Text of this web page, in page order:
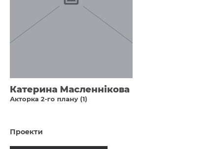
Катерина Масленнікова
Акторка 2-го плану (1)
Проекти